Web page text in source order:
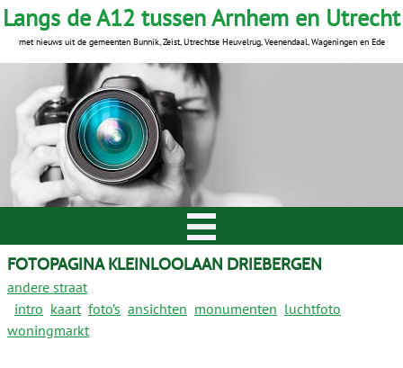
FOTOPAGINA KLEINLOOLAAN DRIEBERGEN
andere straat
intro kaart foto’s ansichten monumenten luchtfoto
woningmarkt
Langs de A12 tussen Arnhem en Utrecht
met nieuws uit de gemeenten Bunnik, Zeist, Utrechtse Heuvelrug, Veenendaal, Wageningen en Ede